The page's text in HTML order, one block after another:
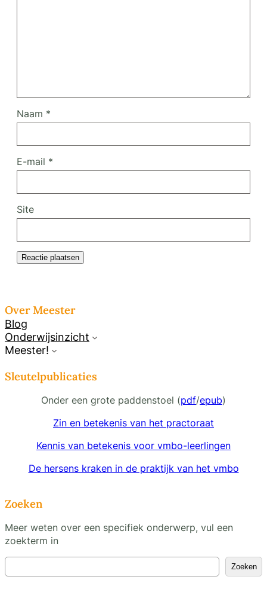
Naam *
E-mail *
Site
Over Meester
Blog
Onderwijsinzicht
Meester!
Sleutelpublicaties
Onder een grote paddenstoel (pdf/epub)
Zin en betekenis van het practoraat
Kennis van betekenis voor vmbo-leerlingen
De hersens kraken in de praktijk van het vmbo
Zoeken
Meer weten over een specifiek onderwerp, vul een
zoekterm in
o
Zoeken